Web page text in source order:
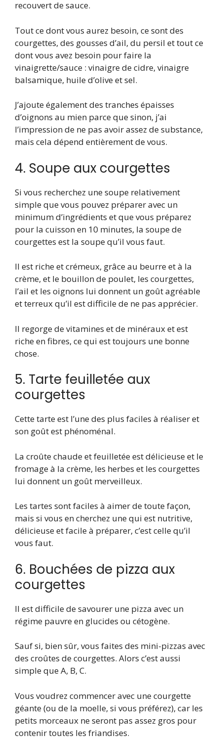
recouvert de sauce.
Tout ce dont vous aurez besoin, ce sont des
courgettes, des gousses d’ail, du persil et tout ce
dont vous avez besoin pour faire la
vinaigrette/sauce : vinaigre de cidre, vinaigre
balsamique, huile d’olive et sel.
J’ajoute également des tranches épaisses
d’oignons au mien parce que sinon, j’ai
l’impression de ne pas avoir assez de substance,
mais cela dépend entièrement de vous.
4. Soupe aux courgettes
Si vous recherchez une soupe relativement
simple que vous pouvez préparer avec un
minimum d’ingrédients et que vous préparez
pour la cuisson en 10 minutes, la soupe de
courgettes est la soupe qu’il vous faut.
Il est riche et crémeux, grâce au beurre et à la
crème, et le bouillon de poulet, les courgettes,
l’ail et les oignons lui donnent un goût agréable
et terreux qu’il est difficile de ne pas apprécier.
Il regorge de vitamines et de minéraux et est
riche en fibres, ce qui est toujours une bonne
chose.
5. Tarte feuilletée aux
courgettes
Cette tarte est l’une des plus faciles à réaliser et
son goût est phénoménal.
La croûte chaude et feuilletée est délicieuse et le
fromage à la crème, les herbes et les courgettes
lui donnent un goût merveilleux.
Les tartes sont faciles à aimer de toute façon,
mais si vous en cherchez une qui est nutritive,
délicieuse et facile à préparer, c’est celle qu’il
vous faut.
6. Bouchées de pizza aux
courgettes
Il est difficile de savourer une pizza avec un
régime pauvre en glucides ou cétogène.
Sauf si, bien sûr, vous faites des mini-pizzas avec
des croûtes de courgettes. Alors c’est aussi
simple que A, B, C.
Vous voudrez commencer avec une courgette
géante (ou de la moelle, si vous préférez), car les
petits morceaux ne seront pas assez gros pour
contenir toutes les friandises.